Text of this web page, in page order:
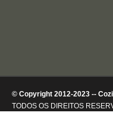
© Copyright 2012-2023 --
TODOS OS DIREITOS